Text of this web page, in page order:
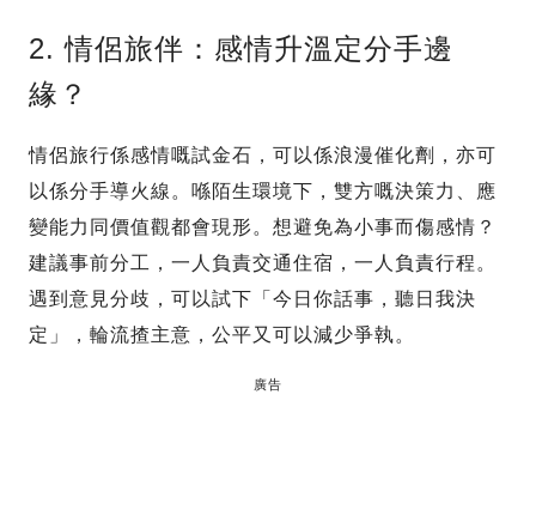
2. 情侶旅伴：感情升溫定分手邊
緣？
情侶旅行係感情嘅試金石，可以係浪漫催化劑，亦可
以係分手導火線。喺陌生環境下，雙方嘅決策力、應
變能力同價值觀都會現形。想避免為小事而傷感情？
建議事前分工，一人負責交通住宿，一人負責行程。
遇到意見分歧，可以試下「今日你話事，聽日我決
定」，輪流揸主意，公平又可以減少爭執。
廣告